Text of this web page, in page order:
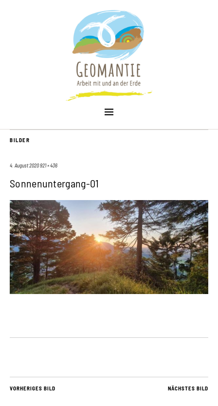
BILDER
4. August 2020921 × 436
Sonnenuntergang-01
NÄCHSTES BILD
VORHERIGES BILD